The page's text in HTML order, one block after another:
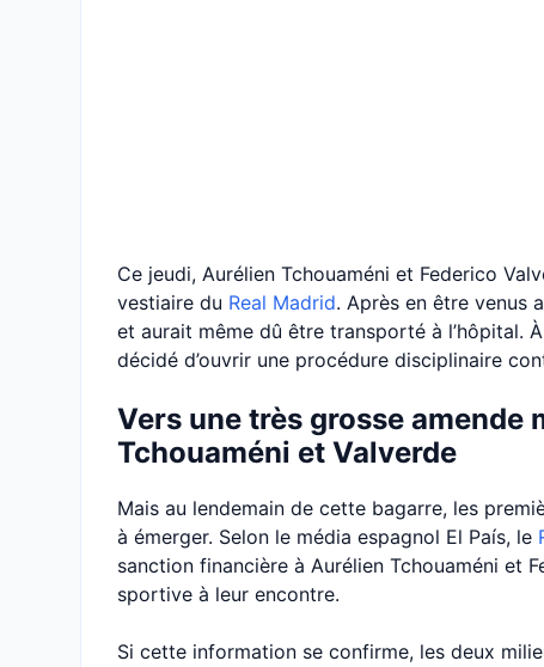
Ce jeudi, Aurélien Tchouaméni et Federico
vestiaire du Real Madrid. Après en être venus
et aurait même dû être transporté à l’hôpital.
décidé d’ouvrir une procédure disciplinaire
Vers une très grosse
Tchouaméni et Valverde
Mais au lendemain de cette bagarre, les
à émerger. Selon le média espagnol El País, le
sanction financière à Aurélien Tchouaméni et
sportive à leur encontre.
Si cette information se confirme, les deux